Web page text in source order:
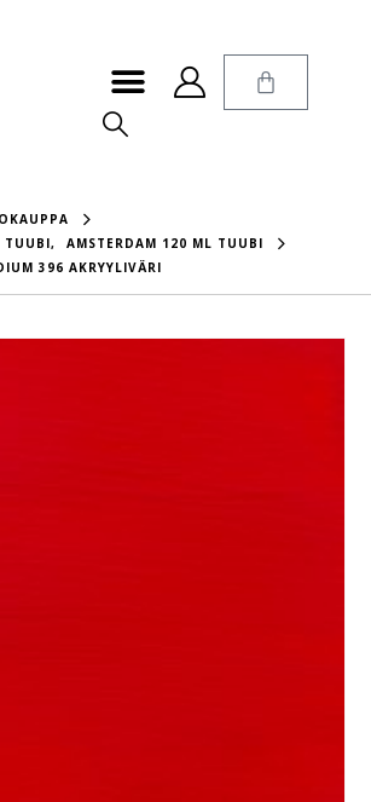
TUUBI,
AMSTERDAM 120 ML TUUBI
396 AKRYYLIVÄRI